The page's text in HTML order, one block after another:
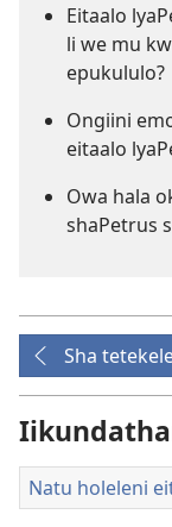
Eitaalo
li we mu
epukululo?
Ongiini
eitaalo
Owa hala
shaPetrus
Sha
Natu holeleni